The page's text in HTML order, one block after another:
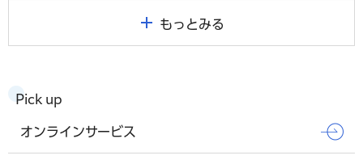
もっとみる
Pick up
オンラインサービス